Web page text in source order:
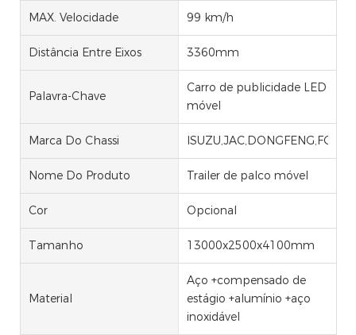
MAX. Velocidade 99 km/h
Distância Entre Eixos 3360mm
Palavra-Chave
Carro de publicidade LED
móvel
Marca Do Chassi
Nome Do Produto Trailer de palco móvel
Cor Opcional
Tamanho 13000x2500x4100mm
Material
Aço +compensado de
estágio +alumínio +aço
inoxidável